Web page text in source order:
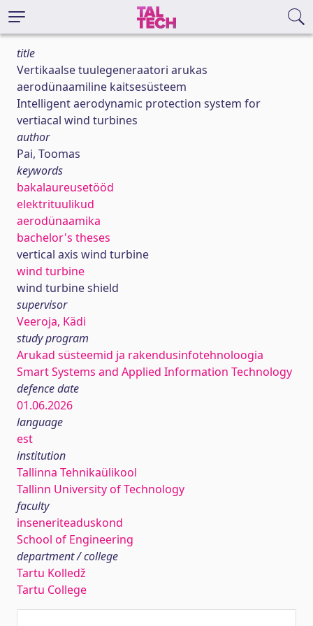
title
Vertikaalse tuulegeneraatori arukas
aerodünaamiline kaitsesüsteem
Intelligent aerodynamic protection system for
vertiacal wind turbines
author
Pai, Toomas
keywords
bakalaureusetööd
elektrituulikud
aerodünaamika
bachelor's theses
vertical axis wind turbine
wind turbine
wind turbine shield
supervisor
Veeroja, Kädi
study program
Arukad süsteemid ja rakendusinfotehnoloogia
Smart Systems and Applied Information Technology
defence date
01.06.2026
language
est
institution
Tallinna Tehnikaülikool
Tallinn University of Technology
faculty
inseneriteaduskond
School of Engineering
department / college
Tartu Kolledž
Tartu College